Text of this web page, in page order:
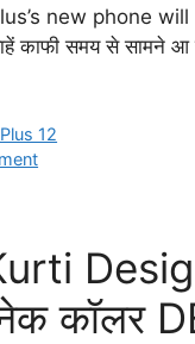
new phone
काफी समय से सामने आ
12
कॉलर